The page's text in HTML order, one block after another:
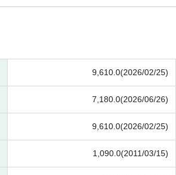
9,610.0(2026/02/25)
7,180.0(2026/06/26)
9,610.0(2026/02/25)
1,090.0(2011/03/15)